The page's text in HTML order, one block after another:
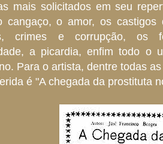
mais solicitados em seu
cangaço, o amor, os
crimes e corrupção, os
a picardia, enfim todo o
Para o artista, dentre todas
é "A chegada da prostituta